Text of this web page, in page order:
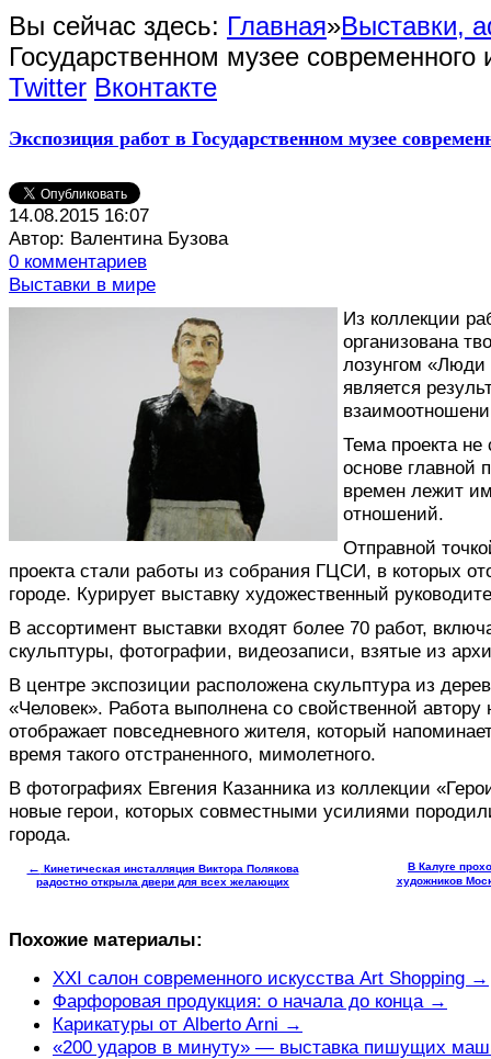
Вы сейчас здесь: Главная»Выставки,
Государственном музее современного
Twitter Вконтакте
Экспозиция работ в Государственном музее
14.08.2015 16:07
Автор: Валентина Бузова
0 комментариев
Выставки в мире
Из коллекции
организована
лозунгом «Люди
является
Тема проекта не
основе главной
времен лежит
отношений.
Отправной
проекта стали работы из собрания ГЦСИ, в которых
городе. Курирует выставку художественный
В ассортимент выставки входят более 70 работ,
скульптуры, фотографии, видеозаписи, взятые из
В центре экспозиции расположена скульптура из
«Человек». Работа выполнена со свойственной
отображает повседневного жителя, который
время такого отстраненного, мимолетного.
В фотографиях Евгения Казанника из коллекции
новые герои, которых совместными усилиями
города.
← Кинетическая инсталляция Виктора Полякова
радостно открыла двери для всех желающих
В Калуге
художников
Похожие материалы:
XXI салон современного искусства Art Shopping →
Фарфоровая продукция: о начала до конца →
Карикатуры от Alberto Arni →
«200 ударов в минуту» — выставка пишущих